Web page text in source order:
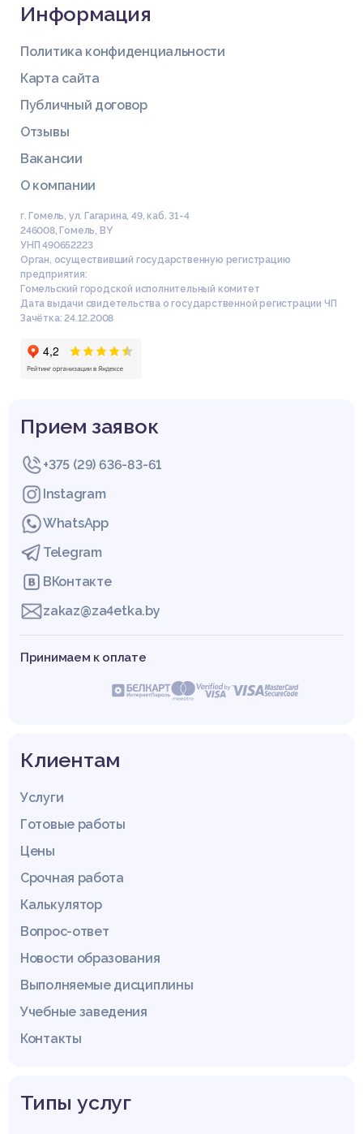
Информация
Политика конфиденциальности
Карта сайта
Публичный договор
Отзывы
Вакансии
О компании
г. Гомель, ул. Гагарина, 49, каб. 31-4
246008,Гомель BY
УНП 490652223
Орган, осуществивший государственную регистрацию
предприятия:
Гомельский городской исполнительный комитет
Дата выдачи свидетельства о государственной регистрации ЧП
Зачётка: 24.12.2008
Прием заявок
+375 (29) 636-83-61
Instagram
WhatsApp
Telegram
ВКонтакте
zakaz@za4etka.by
Принимаем к оплате
Клиентам
Услуги
Готовые работы
Цены
Срочная работа
Калькулятор
Вопрос-ответ
Новости образования
Выполняемые дисциплины
Учебные заведения
Контакты
Типы услуг